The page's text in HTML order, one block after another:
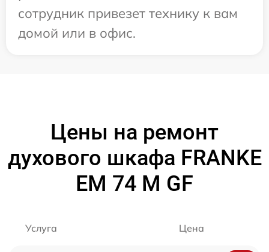
сотрудник привезет технику к вам
домой или в офис.
Цены на ремонт
духового шкафа FRANKE
EM 74 M GF
Услуга Цена